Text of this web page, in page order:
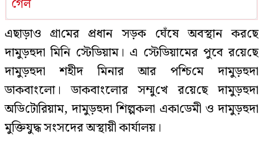
গেল
এছাড়াও গ্রা‌মের প্রধান সড়‌ক ঘেঁ‌ষে অবস্থান কর‌ছে
দামুড়হুদা মি‌নি স্টে‌ডিয়াম। এ স্টে‌ডিয়ামের পুবে র‌য়ে‌ছে
দামুড়হুদা শহীদ মিনার আর প‌শ্চি‌মে দামুড়হুদা
ডাকবাং‌লো। ডাকবাং‌লোর সম্মু‌খে র‌য়ে‌ছে দামুড়হুদা
অ‌ডি‌টো‌রিয়াম, দামুড়হুদা শিল্পকলা একা‌ডে‌মী ও দামুড়হুদা
মু‌ক্তিযুদ্ধ সংসদের অস্থায়ী কার্যালয়।